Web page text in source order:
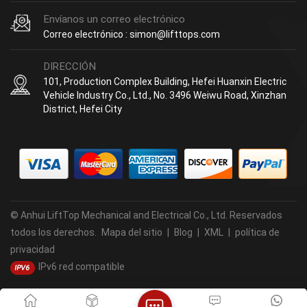
Envíanos un correo electrónico
Correo electrónico : simon@lifttops.com
DIRECCIÓN
101, Production Complex Building, Hefei Huanxin Electric
Vehicle Industry Co., Ltd., No. 3496 Weiwu Road, Xinzhan
District, Hefei City
© Anhui LiftTop Mechanical and Electrical Co., Ltd. Reservados
todos los derechos.
Mapa del sitio Blog XML
política de
privacidad
IPv6 red compatible